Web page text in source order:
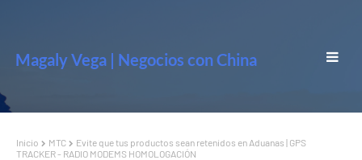
Magaly Vega | Negocios con China
Inicio MTC
Evite que tus productos sean retenidos en Aduanas | GPS
TRACKER - RADIO MODEMS HOMOLOGACIÓN